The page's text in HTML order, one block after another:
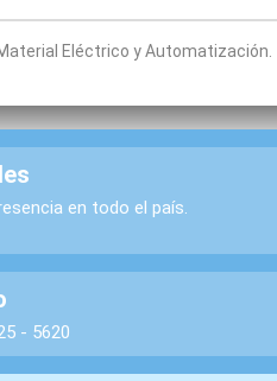
Material Eléctrico y Automatización.
en todo el país.
- 5620